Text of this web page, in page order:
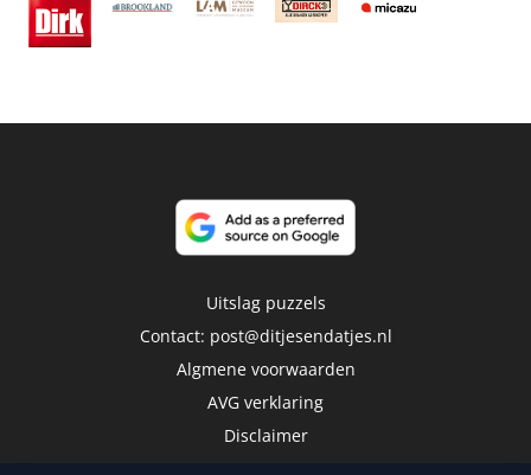
Uitslag puzzels
Contact: post@ditjesendatjes.nl
Algmene voorwaarden
AVG verklaring
Disclaimer